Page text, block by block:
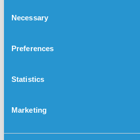
Necessary
Preferences
Statistics
Marketing
Tryghedsalarmen har også
betyder, at uret udsender en lyd og
det er tid til at tage sin medicin.
alarmere automatisk ved fald
med